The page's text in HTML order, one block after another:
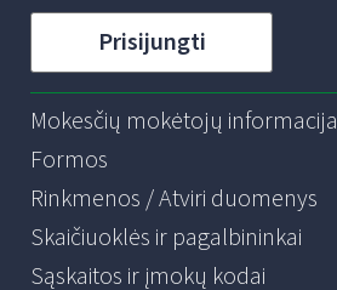
Prisijungti
Mokesčių mokėtojų informacija
Formos
Rinkmenos / Atviri duomenys
Skaičiuoklės ir pagalbininkai
Sąskaitos ir įmokų kodai